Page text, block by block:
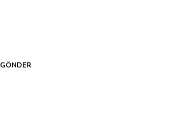
GÖNDER